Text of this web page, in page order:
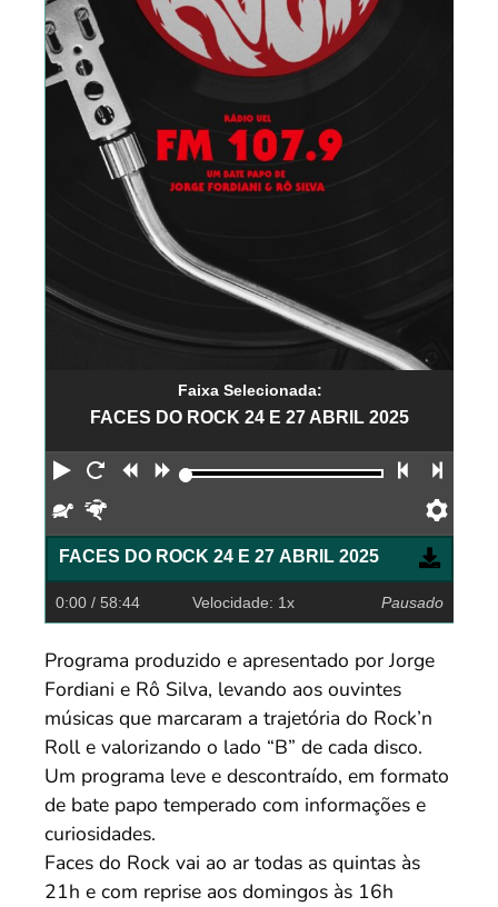
Faixa Selecionada:
FACES DO ROCK 24 E 27 ABRIL 2025
Reproduzir
Reiniciar
Retroceder
Avançar Faixa
Devagar
FACES DO ROCK 24 E 27 ABRIL 2025
0:00 / 58:44 Velocidade: 1x Pausado
Programa produzido e apresentado por Jorge
Fordiani e Rô Silva, levando aos ouvintes
músicas que marcaram a trajetória do Rock’n
Roll e valorizando o lado “B” de cada disco.
Um programa leve e descontraído, em formato
de bate papo temperado com informações e
curiosidades.
Faces do Rock vai ao ar todas as quintas às
21h e com reprise aos domingos às 16h